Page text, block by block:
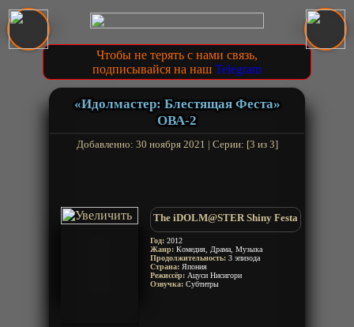
Чтобы не терять с нами связь,
подписывайся на наш Telegram
«Идолмастер: Блестящая Феста»
ОВА-2
Добавленно: 30 ноября 2021 | Серии: [3 из 3]
The iDOLM@STER Shiny Festa
Год: 2012
Жанр: Комедия, Драма, Музыка
Продолжительность: 3 эпизода
Страна: Япония
Режиссёр: Ацуси Нисигори
Озвучка: Субтитры